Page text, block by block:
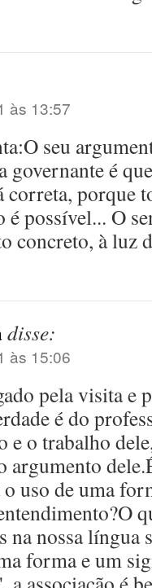
às 13:57
seu
governante é
correta, porque
é possível... O
concreto, à luz
disse:
às 15:06
pela visita e
é do
e o trabalho
argumento
uso de uma
na nossa língua
forma e um